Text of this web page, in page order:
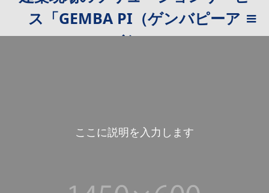
ス「GEMBA PI（ゲンバピーア
イ）」
ここに説明を入力し ます。